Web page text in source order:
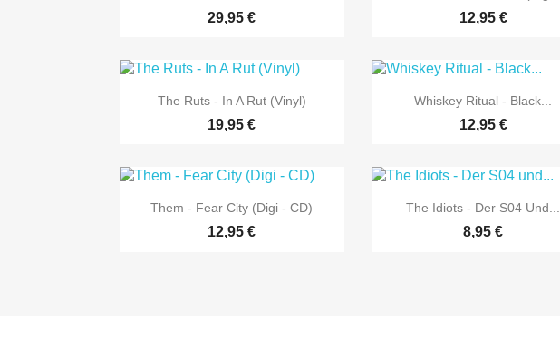
29,95 € 12,95 €
 Vorschau
The Ruts - In A Rut (Vinyl)
19,95 €
 Vorschau
Whiskey Ritual - Black...
12,95 €
 Vorschau
Them - Fear City (Digi - CD)
12,95 €
 Vorschau
The Idiots - Der S04 Und...
8,95 €